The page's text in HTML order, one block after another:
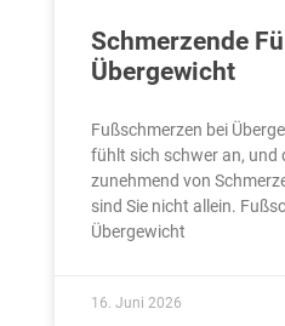
Schmerzende
Übergewicht
Fußschmerzen bei
fühlt sich schwer an, und
zunehmend von
sind Sie nicht allein.
Übergewicht
16. Juni 2026